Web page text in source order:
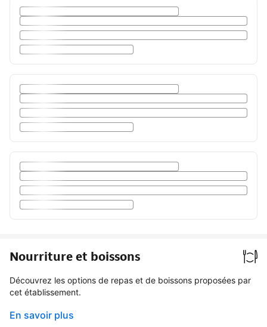
Nourriture et boissons
Découvrez les options de repas et de boissons proposées par
cet établissement.
En savoir plus